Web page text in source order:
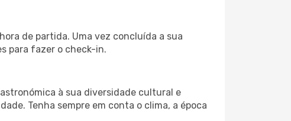
de partida. Uma vez concluída a sua
para fazer o check-in.
à sua diversidade cultural e
Tenha sempre em conta o clima, a época